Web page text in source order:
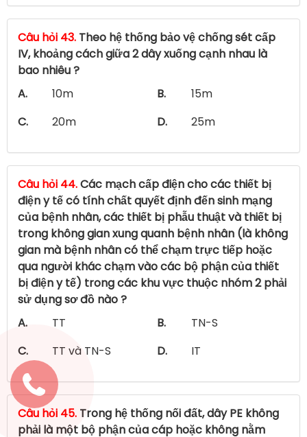
Câu hỏi 43. Theo hệ thống bảo vệ chống sét cấp
IV, khoảng cách giữa 2 dây xuống cạnh nhau là
bao nhiêu ?
A.
10m B.
15m
C.
20m D. 25m
Câu hỏi 44.Các mạch cấp điện cho các thiết bị
điện y tế có tính chất quyết định đến sinh mạng
của bệnh nhân, các thiết bị phẫu thuật và thiết bị
trong không gian xung quanh bệnh nhân (là không
gian mà bệnh nhân có thể chạm trực tiếp hoặc
qua người khác chạm vào các bộ phận của thiết
bị điện y tế) trong các khu vực thuộc nhóm 2 phải
sử dụng sơ đồ nào ?
A.
TT B.
TN-S
C.
TT và TN-S D. IT
Câu hỏi 45. Trong hệ thống nối đất, dây PE không
phải là một bộ phận của cáp hoặc không nằm